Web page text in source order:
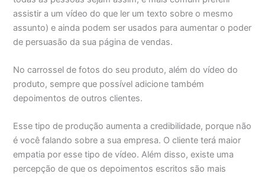
assistir a um vídeo do que ler um texto sobre o mesmo
assunto) e ainda podem ser usados para aumentar o poder
de persuasão da sua página de vendas.
No carrossel de fotos do seu produto, além do vídeo do
produto, sempre que possível adicione também
depoimentos de outros clientes.
Esse tipo de produção aumenta a credibilidade, porque não
é você falando sobre a sua empresa. O cliente terá maior
empatia por esse tipo de vídeo. Além disso, existe uma
percepção de que os depoimentos escritos são mais